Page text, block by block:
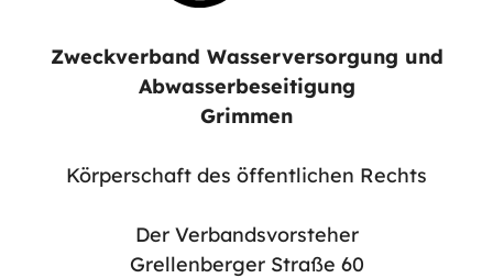
Zweckverband Wasserversorgung und
Abwasserbeseitigung
Grimmen
Körperschaft des öffentlichen Rechts
Der Verbandsvorsteher
Grellenberger Straße 60